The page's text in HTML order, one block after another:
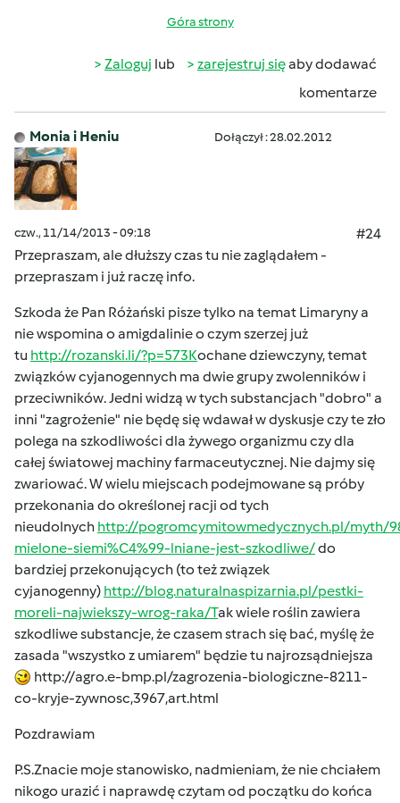
Góra strony
Zaloguj lub zarejestruj sięaby dodawać
komentarze
Monia i Heniu Dołączył : 28.02.2012
czw., 11/14/2013 - 09:18
#24
Przepraszam, ale dłuższy czas tu nie zaglądałem -
przepraszam i już raczę info.
Szkoda że Pan Różański pisze tylko na temat Limaryny a
nie wspomina o amigdalinie o czym szerzej już
tu http://rozanski.li/?p=573Kochane dziewczyny, temat
związków cyjanogennych ma dwie grupy zwolenników i
przeciwników. Jedni widzą w tych substancjach "dobro" a
inni "zagrożenie" nie będę się wdawał w dyskusje czy te zło
polega na szkodliwości dla żywego organizmu czy dla
całej światowej machiny farmaceutycznej. Nie dajmy się
zwariować. W wielu miejscach podejmowane są próby
przekonania do określonej racji od tych
nieudolnych http://pogromcymitowmedycznych.pl/myth/
mielone-siemi%C4%99-lniane-jest-szkodliwe/do
bardziej przekonujących (to też związek
cyjanogenny) http://blog.naturalnaspizarnia.pl/pestki-
moreli-najwiekszy-wrog-raka/Tak wiele roślin zawiera
szkodliwe substancje, że czasem strach się bać, myślę że
zasada "wszystko z umiarem" będzie tu najrozsądniejsza
http://agro.e-bmp.pl/zagrozenia-biologiczne-8211-
co-kryje-zywnosc,3967,art.html
Pozdrawiam
P.S.Znacie moje stanowisko, nadmieniam, że nie chciałem
nikogo urazić i naprawdę czytam od początku do końca